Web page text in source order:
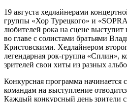
19 августа хедлайнерами
группы «Хор Турецкого» и
любителей рока на сцене выступит
во главе с солистами братьями
Кристовскими. Хедлайнером
легендарная рок-группа «Сплин»,
зрителей свои хиты из разных
Конкурсная программа начинается
командам на выступление
Каждый конкурсный день зрители